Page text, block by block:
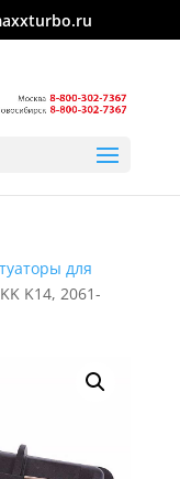
для
K14, 2061-